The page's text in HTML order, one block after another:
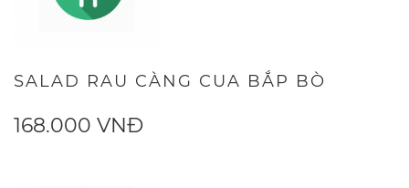
SALAD RAU CÀNG CUA BẮP BÒ
168.000 VNĐ